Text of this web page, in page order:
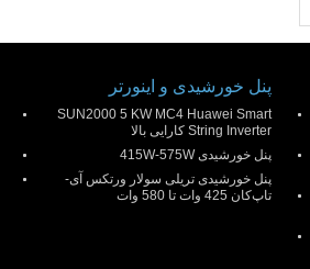
پنل خورشیدی و اینورتر
SUN2000 5 KW MC4 Huawei Smart
String Inverter کارایی بالا
پنل خورشیدی 415W-575W
پنل خورشیدی تریلی سولار ورتکس آی-
تاپ‌کان 425 وات تا 580 وات